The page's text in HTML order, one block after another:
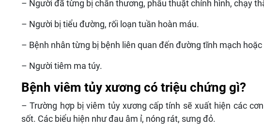
– Người đã từng bị chấn thương, phẫu thuật chỉnh hình, chạy
– Người bị tiểu đường, rối loạn tuần hoàn máu.
– Bệnh nhân từng bị bệnh liên quan đến đường tĩnh mạch
– Người tiêm ma túy.
Bệnh viêm tủy xương có triệu chứng gì?
– Trường hợp bị viêm tủy xương cấp tính sẽ xuất hiện các
sốt. Các biểu hiện như đau âm ỉ, nóng rát, sưng đỏ.